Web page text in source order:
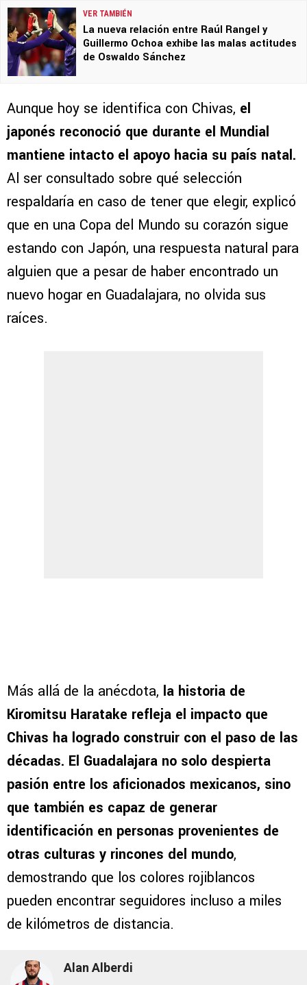
VER TAMBIÉN
La nueva relación entre Raúl Rangel y
Guillermo Ochoa exhibe las malas actitudes
de Oswaldo Sánchez
Aunque hoy se identifica con Chivas, el
japonés reconoció que durante el Mundial
mantiene intacto el apoyo hacia su país natal.
Al ser consultado sobre qué selección
respaldaría en caso de tener que elegir, explicó
que en una Copa del Mundo su corazón sigue
estando con Japón, una respuesta natural para
alguien que a pesar de haber encontrado un
nuevo hogar en Guadalajara, no olvida sus
raíces.
Más allá de la anécdota, la historia de
Kiromitsu Haratake refleja el impacto que
Chivas ha logrado construir con el paso de las
décadas. El Guadalajara no solo despierta
pasión entre los aficionados mexicanos, sino
que también es capaz de generar
identificación en personas provenientes de
otras culturas y rincones del mundo,
demostrando que los colores rojiblancos
pueden encontrar seguidores incluso a miles
de kilómetros de distancia.
Alan Alberdi